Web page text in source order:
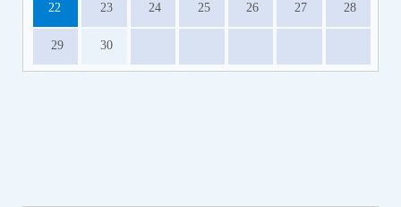
22 23 24 25 26 27 28
29 30